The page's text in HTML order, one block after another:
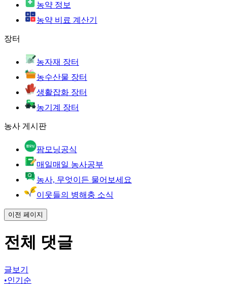
농약 정보
농약 비료 계산기
장터
농자재 장터
농수산물 장터
생활잡화 장터
농기계 장터
농사 게시판
팜모닝공식
매일매일 농사공부
농사, 무엇이든 물어보세요
이웃들의 병해충 소식
이전 페이지
전체 댓글
글보기
•인기순